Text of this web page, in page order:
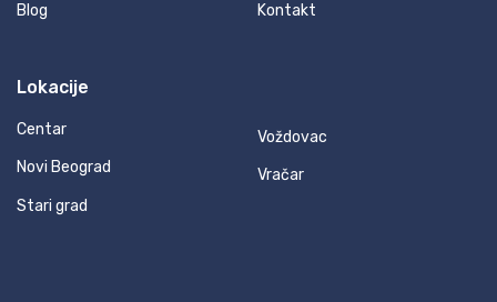
Blog Kontakt
Lokacije
Centar
Novi Beograd
Stari grad
Voždovac
Vračar